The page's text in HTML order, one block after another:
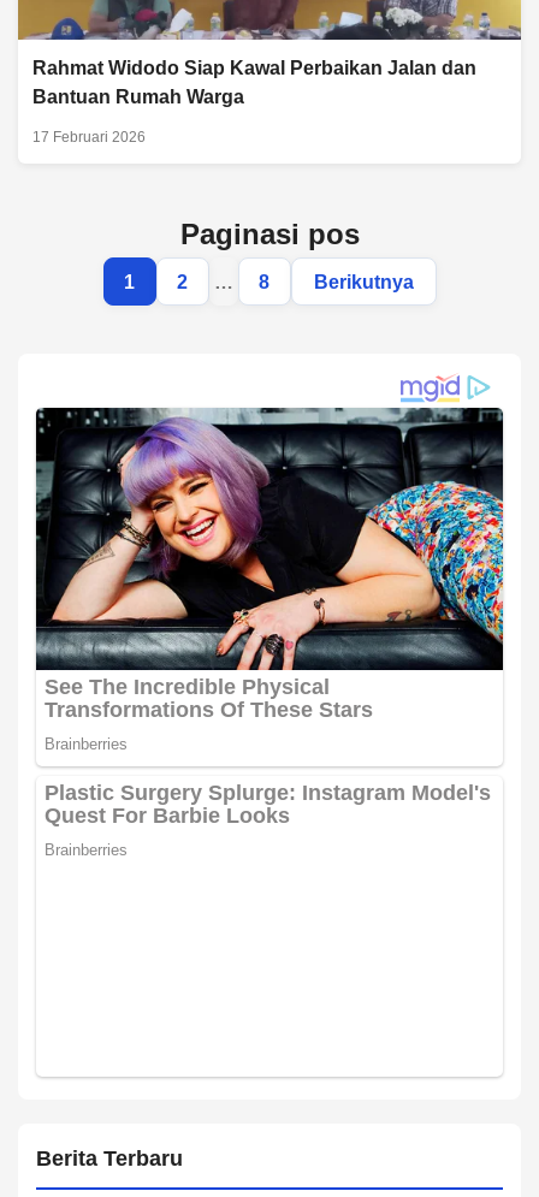
Rahmat Widodo Siap Kawal Perbaikan Jalan dan
Bantuan Rumah Warga
17 Februari 2026
Paginasi pos
1 2 … 8 Berikutnya
Berita Terbaru